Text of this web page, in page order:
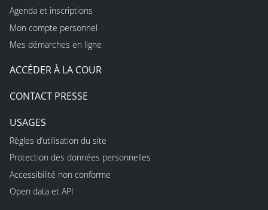
Agenda et inscriptions
Mon compte personnel
Mes démarches en ligne
ACCÉDER À LA COUR
CONTACT PRESSE
USAGES
Règles d’utilisation du site
Protection des données personnelles
Accessibilité non conforme
Open data et API